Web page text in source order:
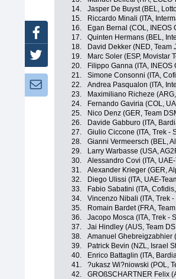
14.
Jasper De Buyst (BEL,
15.
Riccardo Minali (ITA,
16.
Egan Bernal (COL, INEOS
17.
Quinten Hermans (BEL,
18.
David Dekker (NED, Team
19.
Marc Soler (ESP, Movistar
20.
Filippo Ganna (ITA, INEOS
21.
Simone Consonni (ITA,
22.
Andrea Pasqualon (ITA,
23.
Maximiliano Richeze
24.
Fernando Gaviria (COL,
25.
Nico Denz (GER, Team
26.
Davide Gabburo (ITA,
27.
Giulio Ciccone (ITA, Trek -
28.
Gianni Vermeersch (BEL,
29.
Larry Warbasse (USA,
30.
Alessandro Covi (ITA,
31.
Alexander Krieger (GER,
32.
Diego Ulissi (ITA, UAE-
33.
Fabio Sabatini (ITA,
34.
Vincenzo Nibali (ITA, Trek
35.
Romain Bardet (FRA,
36.
Jacopo Mosca (ITA, Trek -
37.
Jai Hindley (AUS, Team
38.
Amanuel Ghebreigzabhier
39.
Patrick Bevin (NZL, Israel
40.
Enrico Battaglin (ITA,
41.
?ukasz Wi?niowski (POL,
42.
GROßSCHARTNER Felix
Facebook
Twitter
Newsletter: